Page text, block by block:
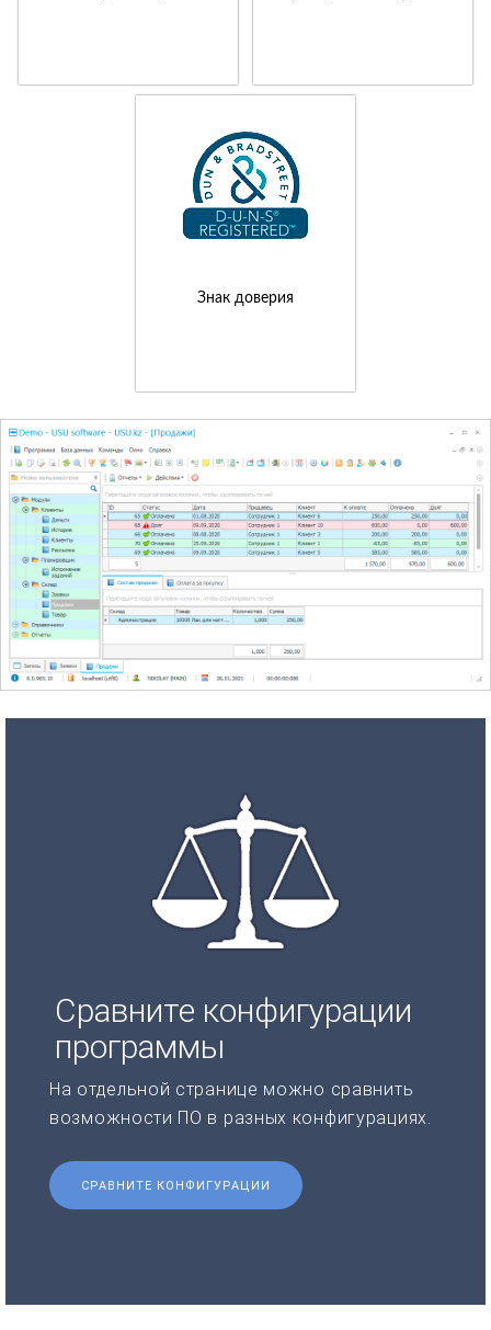
Знак доверия
Сравните конфигурации
программы
На отдельной странице можно сравнить
возможности ПО в разных конфигурациях.
СРАВНИТЕ КОНФИГУРАЦИИ